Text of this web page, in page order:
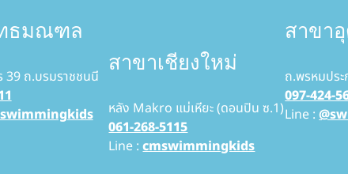
ธมณฑล
39 ถ.บรมราชชนนี
สาขาเชียงใหม่
หลัง Makro แม่เหียะ (ดอนปิน ซ.1)
061-268-5115
Line :cmswimmingkids
สาขา
ถ.พรหมปร
097-424-
Line :